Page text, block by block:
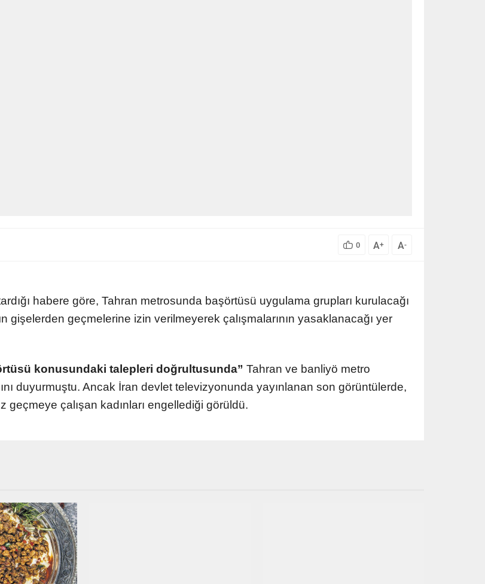
0 A+ A-
habere göre, Tahran metrosunda başörtüsü uygulama grupları kurulacağı
gişelerden geçmelerine izin verilmeyerek çalışmalarının yasaklanacağı yer
konusundaki talepleri doğrultusunda” Tahran ve banliyö metro
duyurmuştu. Ancak İran devlet televizyonunda yayınlanan son görüntülerde,
geçmeye çalışan kadınları engellediği görüldü.